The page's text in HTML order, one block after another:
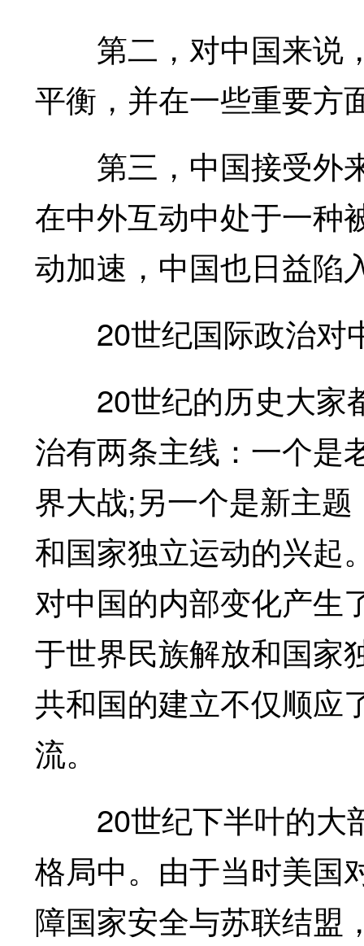
第二，对中国来说
平衡，并在一些重要方
第三，中国接受外
在中外互动中处于一种
动加速，中国也日益陷
20世纪国际政治对
20世纪的历史大家
治有两条主线：一个是
界大战;另一个是新主
和国家独立运动的兴起
对中国的内部变化产生
于世界民族解放和国家
共和国的建立不仅顺应
流。
20世纪下半叶的大
格局中。由于当时美国
障国家安全与苏联结盟